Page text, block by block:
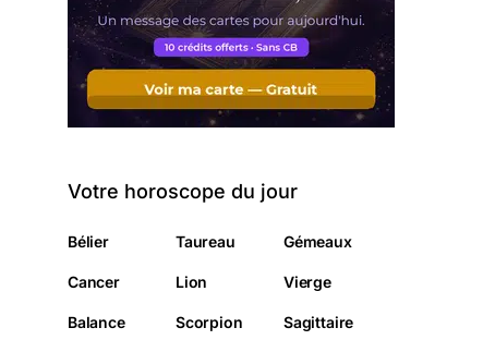
Votre horoscope du jour
Bélier Taureau Gémeaux
Cancer Lion Vierge
Balance Scorpion Sagittaire